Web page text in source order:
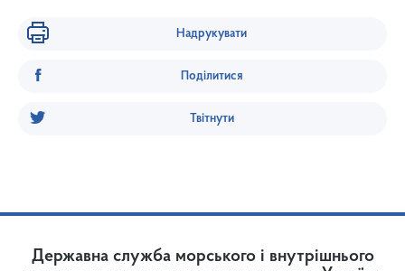
Надрукувати
Поділитися
Твітнути
Державна служба морського і внутрішнього